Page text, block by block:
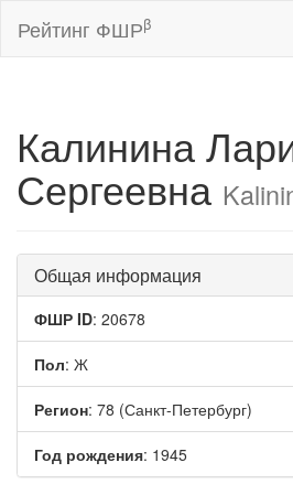
Рейтинг ФШРβ
Калинина
Сергеевна
Общая информация
ФШР ID: 20678
Пол: Ж
Регион: 78 (Санкт-Петербург)
Год рождения: 1945